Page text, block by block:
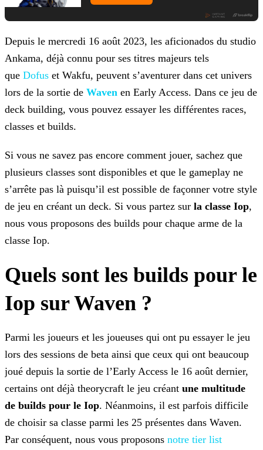
Depuis le mercredi 16 août 2023, les aficionados du studio
Ankama, déjà connu pour ses titres majeurs tels
que Dofus et Wakfu, peuvent s’aventurer dans cet univers
lors de la sortie de Waven en Early Access. Dans ce jeu de
deck building, vous pouvez essayer les différentes races,
classes et builds.
Si vous ne savez pas encore comment jouer, sachez que
plusieurs classes sont disponibles et que le gameplay ne
s’arrête pas là puisqu’il est possible de façonner votre style
de jeu en créant un deck. Si vous partez sur la classe Iop,
nous vous proposons des builds pour chaque arme de la
classe Iop.
Quels sont les builds pour le
Iop sur Waven ?
Parmi les joueurs et les joueuses qui ont pu essayer le jeu
lors des sessions de beta ainsi que ceux qui ont beaucoup
joué depuis la sortie de l’Early Access le 16 août dernier,
certains ont déjà theorycraft le jeu créant une multitude
de builds pour le Iop. Néanmoins, il est parfois difficile
de choisir sa classe parmi les 25 présentes dans Waven.
Par conséquent, nous vous proposons notre tier list